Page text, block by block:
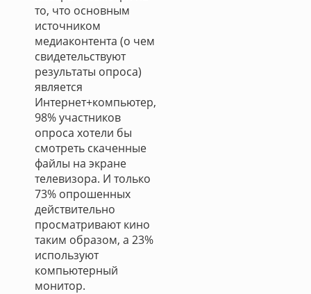
то, что основным
источником
медиаконтента (о чем
свидетельствуют
результаты опроса)
является
Интернет+компьютер,
98% участников
опроса хотели бы
смотреть скаченные
файлы на экране
телевизора. И только
73% опрошенных
действительно
просматривают кино
таким образом, а 23%
используют
компьютерный
монитор.